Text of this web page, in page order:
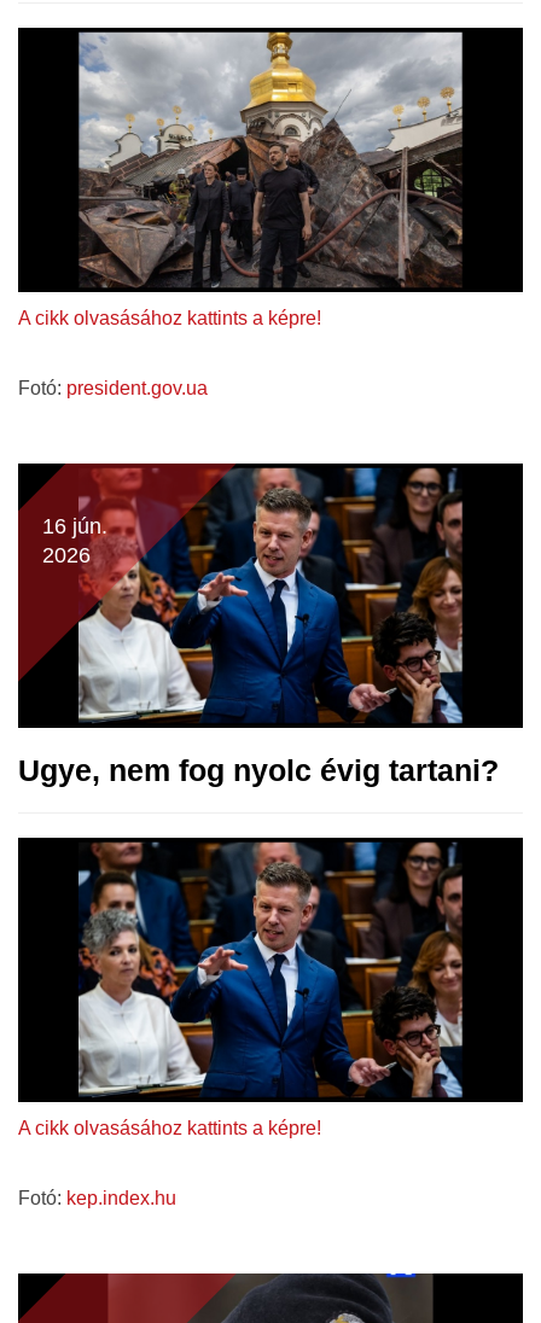
A cikk olvasásához kattints a képre!
Fotó: president.gov.ua
16 jún.
2026
Ugye, nem fog nyolc évig tartani?
A cikk olvasásához kattints a képre!
Fotó: kep.index.hu